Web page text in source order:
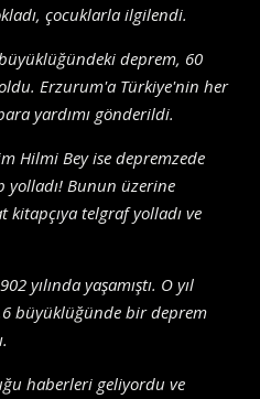
ço­cuklarla ilgilendi.
deprem, 60
oldu. Erzurum'a Türkiye'nin her
yardımı gönderildi.
Hilmi Bey ise depremzede
yolladı! Bunun üzerine
kitapçıya telgraf yolladı ve
yılında yaşamıştı. O yıl
büyüklüğünde bir deprem
haberleri geliyordu ve